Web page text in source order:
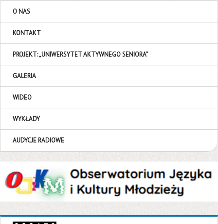
O NAS
KONTAKT
PROJEKT: „UNIWERSYTET AKTYWNEGO SENIORA”
GALERIA
WIDEO
WYKŁADY
AUDYCJE RADIOWE